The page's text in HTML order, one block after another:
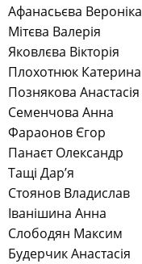
Афанасьєва Вероніка
Мітєва Валерія
Яковлєва Вікторія
Плохотнюк Катерина
Познякова Анастасія
Семенчова Анна
Фараонов Єгор
Панаєт Олександр
Тащі Дар’я
Стоянов Владислав
Іванішина Анна
Слободян Максим
Будерчик Анастасія